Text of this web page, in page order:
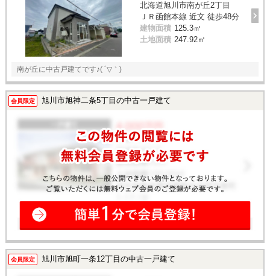
北海道旭川市南が丘2丁目
ＪＲ函館本線 近文 徒歩48分
建物面積 125.3㎡
土地面積 247.92㎡
南が丘に中古戸建てです♪( ´▽｀)
会員限定 旭川市旭神二条5丁目の中古一戸建て
会員限定 旭川市旭町一条12丁目の中古一戸建て